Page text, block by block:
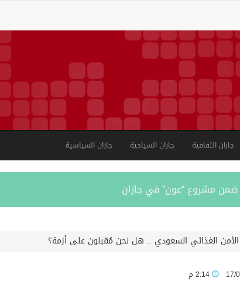
جازان الثقافية جازان السياحية جازان السياسية
لمزاولي الصيد والأنشطة البحرية عن خدمات بوابة “زاول”
الأمن الغذائي السعودي .. هل نحن مُقبلون على أزمة؟
17/